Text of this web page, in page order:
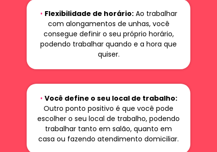
• Flexibilidade de horário:Ao trabalhar
com alongamentos de unhas, você
consegue definir o seu próprio horário,
podendo trabalhar quando e a hora que
quiser.
• Você define o seu local de trabalho:
Outro ponto positivo é que você pode
escolher o seu local de trabalho, podendo
trabalhar tanto em salão, quanto em
casa ou fazendo atendimento domiciliar.